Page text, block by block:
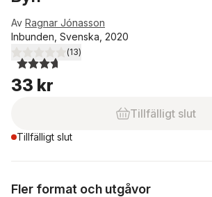
Av Ragnar Jónasson
Inbunden, Svenska, 2020
3,7utav 5 stjärnor. Totalt antal röster:
(13)
33 kr
Tillfälligt slut
Tillfälligt slut
Fler format och utgåvor